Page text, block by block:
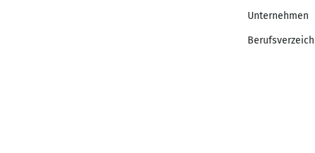
Unternehmen